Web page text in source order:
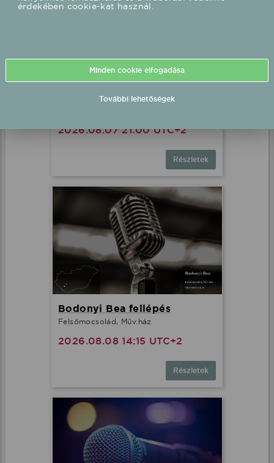
Peter Srámek fellépés
2026.08.07 21:00 UTC+2
Részletek
Bodonyi Bea fellépés
Felsőmocsolád, Műv.ház
2026.08.08 14:15 UTC+2
Részletek